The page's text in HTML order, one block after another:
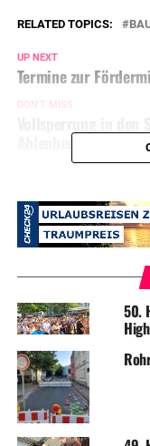
RELATED TOPICS:
UP NEXT
Termine zur
DON'T MISS
Ahlenbergweg
50.